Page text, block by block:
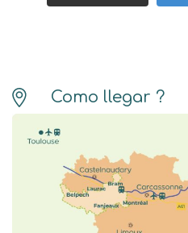
Como llegar ?